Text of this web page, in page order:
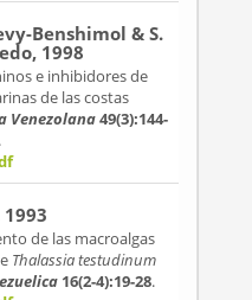
Benshimol & S.
1998
e inhibidores de
de las costas
Venezolana49(3):144-
.
1993
de las macroalgas
Thalassia testudinum
16(2-4):19-28.